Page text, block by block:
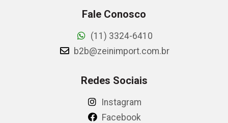
Fale Conosco
(11) 3324-6410
b2b@zeinimport.com.br
Redes Sociais
Instagram
Facebook